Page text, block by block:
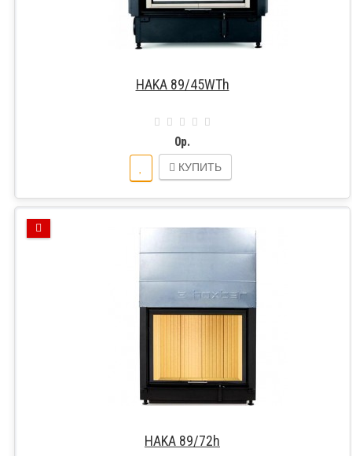
HAKA 89/45WTh
0р.
КУПИТЬ
HAKA 89/72h